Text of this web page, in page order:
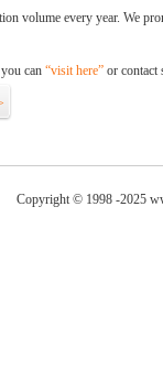
volume every year. We
can “visit here” or contact
Copyright © 1998 -2025